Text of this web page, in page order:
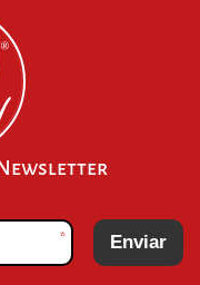
Newsletter
* Enviar